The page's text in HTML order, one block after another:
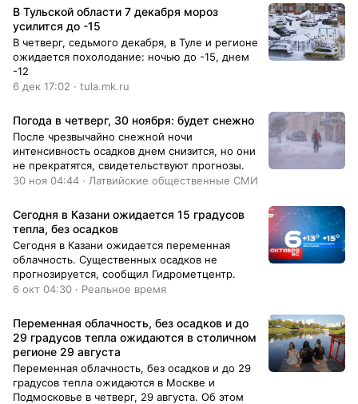
В Тульской области 7 декабря мороз
усилится до -15
В четверг, седьмого декабря, в Туле и регионе
ожидается похолодание: ночью до -15, днем
-12
6 дек 17:02 · tula.mk.ru
Погода в четверг, 30 ноября: будет снежно
После чрезвычайно снежной ночи
интенсивность осадков днем снизится, но они
не прекратятся, свидетельствуют прогнозы.
30 ноя 04:44 · Латвийские общественные СМИ
Сегодня в Казани ожидается 15 градусов
тепла, без осадков
Сегодня в Казани ожидается переменная
облачность. Существенных осадков не
прогнозируется, сообщил Гидрометцентр.
6 окт 04:30 · Реальное время
Переменная облачность, без осадков и до
29 градусов тепла ожидаются в столичном
регионе 29 августа
Переменная облачность, без осадков и до 29
градусов тепла ожидаются в Москве и
Подмосковье в четверг, 29 августа. Об этом